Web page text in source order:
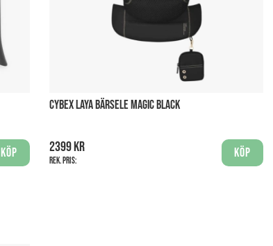
Köp
CYBEX LAYA BÄRSELE MAGIC BLACK
2399 kr
Rek. pris:
Köp